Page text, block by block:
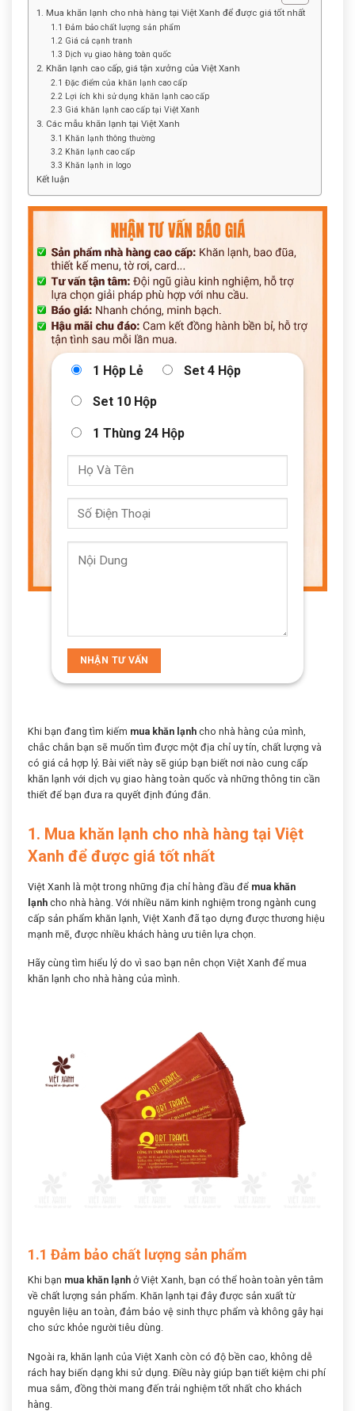
1. Mua khăn lạnh cho nhà hàng tại Việt Xanh để được giá tốt nhất
1.1 Đảm bảo chất lượng sản phẩm
1.2 Giá cả cạnh tranh
1.3 Dịch vụ giao hàng toàn quốc
2. Khăn lạnh cao cấp, giá tận xưởng của Việt Xanh
2.1 Đặc điểm của khăn lạnh cao cấp
2.2 Lợi ích khi sử dụng khăn lạnh cao cấp
2.3 Giá khăn lạnh cao cấp tại Việt Xanh
3. Các mẫu khăn lạnh tại Việt Xanh
3.1 Khăn lạnh thông thường
3.2 Khăn lạnh cao cấp
3.3 Khăn lạnh in logo
Kết luận
1 Hộp Lẻ Set 4 Hộp
Set 10 Hộp
1 Thùng 24 Hộp
Khi bạn đang tìm kiếm mua khăn lạnh cho nhà hàng của mình,
chắc chắn bạn sẽ muốn tìm được một địa chỉ uy tín, chất lượng và
có giá cả hợp lý. Bài viết này sẽ giúp bạn biết nơi nào cung cấp
khăn lạnh với dịch vụ giao hàng toàn quốc và những thông tin cần
thiết để bạn đưa ra quyết định đúng đắn.
1. Mua khăn lạnh cho nhà hàng tại Việt
Xanh để được giá tốt nhất
Việt Xanh là một trong những địa chỉ hàng đầu để mua khăn
lạnh cho nhà hàng. Với nhiều năm kinh nghiệm trong ngành cung
cấp sản phẩm khăn lạnh, Việt Xanh đã tạo dựng được thương hiệu
mạnh mẽ, được nhiều khách hàng ưu tiên lựa chọn.
Hãy cùng tìm hiểu lý do vì sao bạn nên chọn Việt Xanh để mua
khăn lạnh cho nhà hàng của mình.
1.1 Đảm bảo chất lượng sản phẩm
Khi bạn mua khăn lạnh ở Việt Xanh, bạn có thể hoàn toàn yên tâm
về chất lượng sản phẩm. Khăn lạnh tại đây được sản xuất từ
nguyên liệu an toàn, đảm bảo vệ sinh thực phẩm và không gây hại
cho sức khỏe người tiêu dùng.
Ngoài ra, khăn lạnh của Việt Xanh còn có độ bền cao, không dễ
rách hay biến dạng khi sử dụng. Điều này giúp bạn tiết kiệm chi phí
mua sắm, đồng thời mang đến trải nghiệm tốt nhất cho khách
hàng.